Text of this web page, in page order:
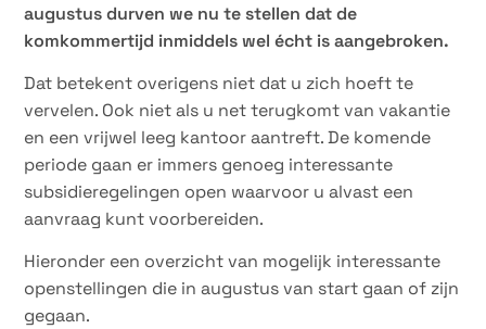
augustus durven we nu te stellen dat de
komkommertijd inmiddels wel écht is aangebroken.
Dat betekent overigens niet dat u zich hoeft te
vervelen. Ook niet als u net terugkomt van vakantie
en een vrijwel leeg kantoor aantreft. De komende
periode gaan er immers genoeg interessante
subsidieregelingen open waarvoor u alvast een
aanvraag kunt voorbereiden.
Hieronder een overzicht van mogelijk interessante
openstellingen die in augustus van start gaan of zijn
gegaan.